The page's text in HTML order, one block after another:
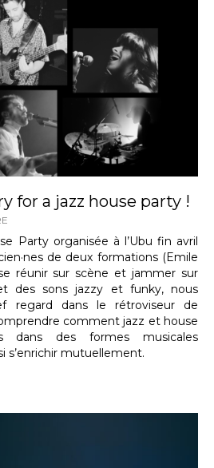
for a jazz house party !
Party organisée à l’Ubu fin avril
de deux formations (Emile
réunir sur scène et jammer sur
des sons jazzy et funky, nous
regard dans le rétroviseur de
comment jazz et house
des formes musicales
s’enrichir mutuellement.